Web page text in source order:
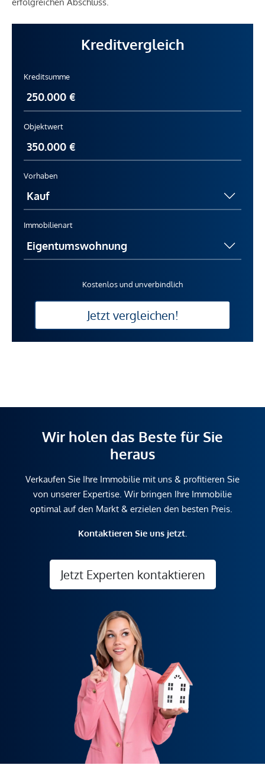
Kreditvergleich
Kreditsumme
Objektwert
Vorhaben
Immobilienart
Kostenlos und unverbindlich
Jetzt vergleichen!
Wir holen das Beste für Sie
heraus
Verkaufen Sie Ihre Immobilie mit uns & profitieren Sie
von unserer Expertise. Wir bringen Ihre Immobilie
optimal auf den Markt & erzielen den besten Preis.
Kontaktieren Sie uns jetzt.
Jetzt Experten kontaktieren